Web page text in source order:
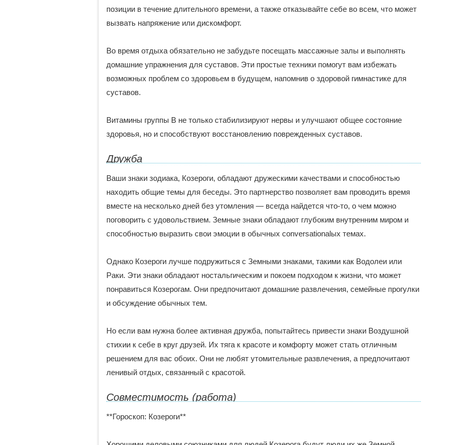
позиции в течение длительного времени, а также отказывайте себе во всем, что может
вызвать напряжение или дискомфорт.
Во время отдыха обязательно не забудьте посещать массажные залы и выполнять
домашние упражнения для суставов. Эти простые техники помогут вам избежать
возможных проблем со здоровьем в будущем, напомнив о здоровой гимнастике для
суставов.
Витамины группы В не только стабилизируют нервы и улучшают общее состояние
здоровья, но и способствуют восстановлению поврежденных суставов.
Дружба
Ваши знаки зодиака, Козероги, обладают дружескими качествами и способностью
находить общие темы для беседы. Это партнерство позволяет вам проводить время
вместе на несколько дней без утомления — всегда найдется что-то, о чем можно
поговорить с удовольствием. Земные знаки обладают глубоким внутренним миром и
способностью выразить свои эмоции в обычных conversationalых темах.
Однако Козероги лучше подружиться с Земными знаками, такими как Водолеи или
Раки. Эти знаки обладают ностальгическим и покоем подходом к жизни, что может
понравиться Козерогам. Они предпочитают домашние развлечения, семейные прогулки
и обсуждение обычных тем.
Но если вам нужна более активная дружба, попытайтесь привести знаки Воздушной
стихии к себе в круг друзей. Их тяга к красоте и комфорту может стать отличным
решением для вас обоих. Они не любят утомительные развлечения, а предпочитают
ленивый отдых, связанный с красотой.
Совместимость (работа)
**Гороскоп: Козероги**